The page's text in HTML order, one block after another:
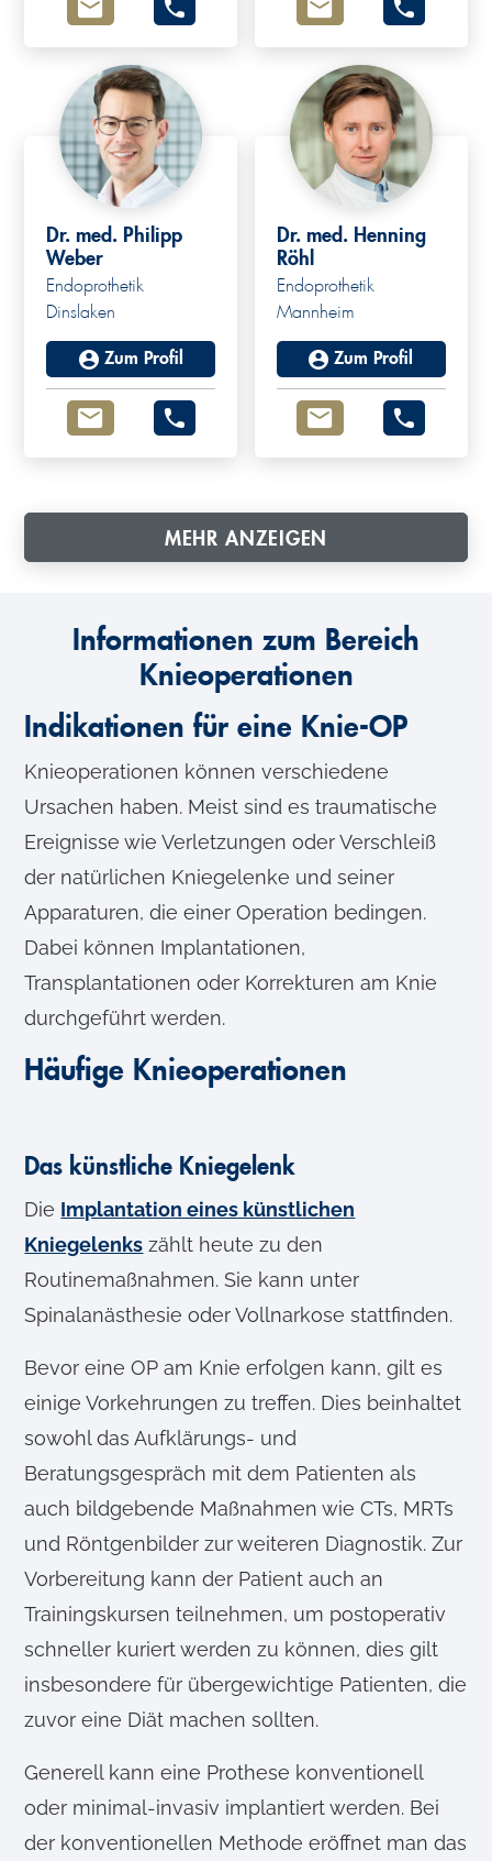
Dr. med. Philipp
Weber
Endoprothetik
Dinslaken
Zum Profil
Dr. med. Henning
Röhl
Endoprothetik
Mannheim
Zum Profil
MEHR ANZEIGEN
Informationen zum Bereich
Knieoperationen
Indikationen für eine Knie-OP
Knieoperationen können verschiedene
Ursachen haben. Meist sind es traumatische
Ereignisse wie Verletzungen oder Verschleiß
der natürlichen Kniegelenke und seiner
Apparaturen, die einer Operation bedingen.
Dabei können Implantationen,
Transplantationen oder Korrekturen am Knie
durchgeführt werden.
Häufige Knieoperationen
Das künstliche Kniegelenk
Die Implantation eines künstlichen
Kniegelenks zählt heute zu den
Routinemaßnahmen. Sie kann unter
Spinalanästhesie oder Vollnarkose stattfinden.
Bevor eine OP am Knie erfolgen kann, gilt es
einige Vorkehrungen zu treffen. Dies beinhaltet
sowohl das Aufklärungs- und
Beratungsgespräch mit dem Patienten als
auch bildgebende Maßnahmen wie CTs, MRTs
und Röntgenbilder zur weiteren Diagnostik. Zur
Vorbereitung kann der Patient auch an
Trainingskursen teilnehmen, um postoperativ
schneller kuriert werden zu können, dies gilt
insbesondere für übergewichtige Patienten, die
zuvor eine Diät machen sollten.
Generell kann eine Prothese konventionell
oder minimal-invasiv implantiert werden. Bei
der konventionellen Methode eröffnet man das